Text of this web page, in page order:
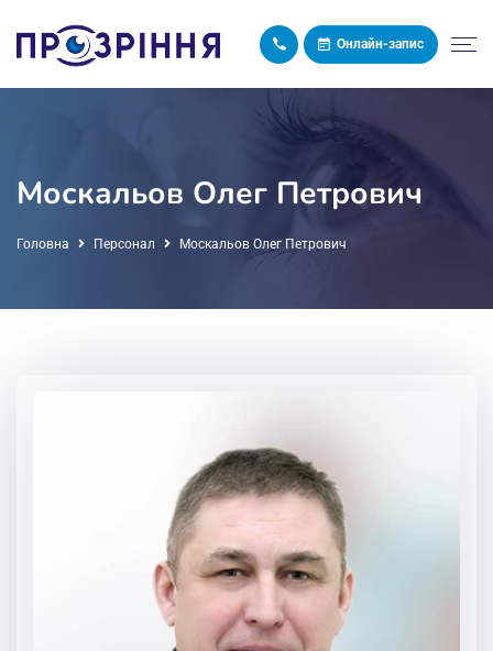
Онлайн-запис
Москальов Олег Петрович
Головна Персонал Москальов Олег Петрович